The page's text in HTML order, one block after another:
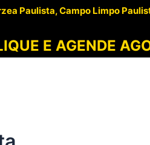
Paulista, Campo Limpo
E AGENDE